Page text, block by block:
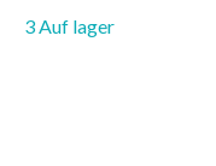
3 Auf lager